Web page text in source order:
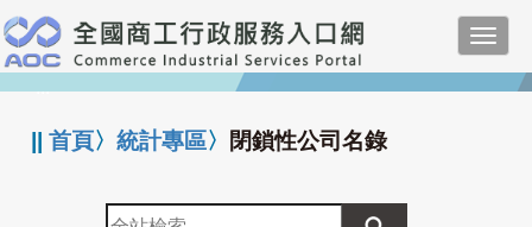
跳
到
主
要
:::
||首頁〉統計專區〉 閉鎖性公司名錄
全